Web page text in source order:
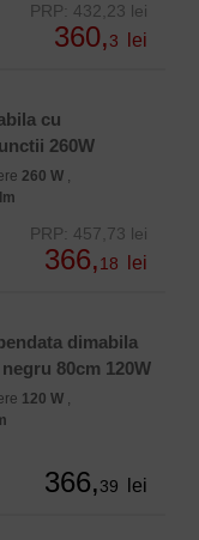
PRP: 432,23 lei
360,3 lei
cu
260W
260 W ,
PRP: 457,73 lei
366,18 lei
dimabila
80cm 120W
120 W ,
366,39 lei